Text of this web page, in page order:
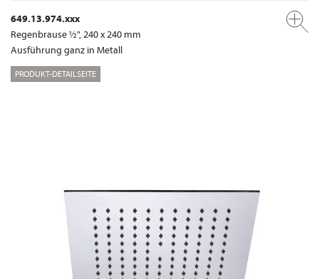
649.13.974.xxx
Regenbrause ½", 240 x 240 mm
Ausführung ganz in Metall
PRODUKT-DETAILSEITE